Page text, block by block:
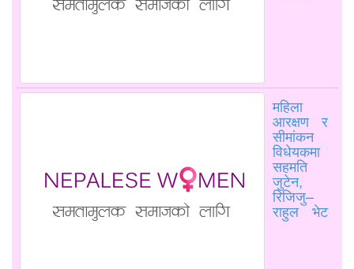
महिला
आरक्षण र
सीमांकन
विधेयकमा
सहमति
जुटेन,
रिजिजु–
राहुल भेट